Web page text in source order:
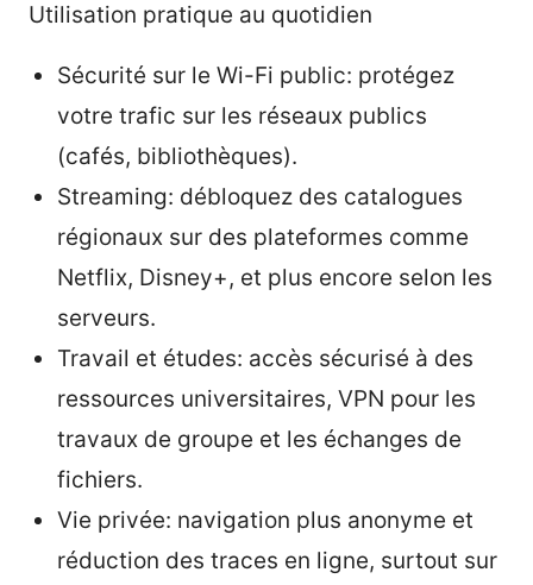
Utilisation pratique au quotidien
Sécurité sur le Wi-Fi public: protégez
votre trafic sur les réseaux publics
(cafés, bibliothèques).
Streaming: débloquez des catalogues
régionaux sur des plateformes comme
Netflix, Disney+, et plus encore selon les
serveurs.
Travail et études: accès sécurisé à des
ressources universitaires, VPN pour les
travaux de groupe et les échanges de
fichiers.
Vie privée: navigation plus anonyme et
réduction des traces en ligne, surtout sur